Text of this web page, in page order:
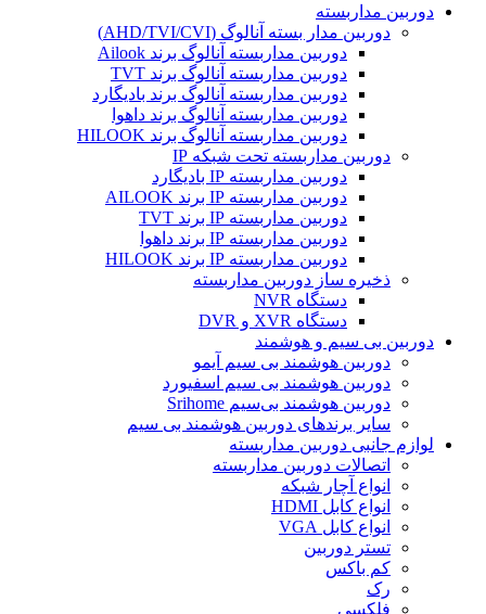
دوربین مداربسته
دوربین مدار بسته آنالوگ (AHD/TVI/CVI)
دوربین مداربسته آنالوگ برند Ailook
دوربین مداربسته آنالوگ برند TVT
دوربین مداربسته آنالوگ برند بادیگارد
دوربین مداربسته آنالوگ برند داهوا
دوربین مداربسته آنالوگ برند HILOOK
دوربین مداربسته تحت شبکه IP
دوربین مداربسته IP بادیگارد
دوربین مداربسته IP برند AILOOK
دوربین مداربسته IP برند TVT
دوربین مداربسته IP برند داهوا
دوربین مداربسته IP برند HILOOK
ذخیره ساز دوربین مداربسته
دستگاه NVR
دستگاه XVR و DVR
دوربین بی سیم و هوشمند
دوربین هوشمند بی سیم آیمو
دوربین هوشمند بی سیم اسفیورد
دوربین هوشمند بی‌سیم Srihome
سایر برندهای دوربین هوشمند بی سیم
لوازم جانبی دوربین مداربسته
اتصالات دوربین مداربسته
انواع آچار شبکه
انواع کابل HDMI
انواع کابل VGA
تستر دوربین
کم باکس
رک
فلکسی